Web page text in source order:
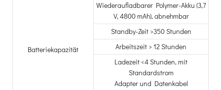
Batteriekapazität
Wiederaufladbarer Polymer-Akku (3,7
V, 4800 mAh), abnehmbar
Standby-Zeit >350 Stunden
Arbeitszeit > 12 Stunden
Ladezeit <4 Stunden, mit
Standardstrom
Adapter und Datenkabel